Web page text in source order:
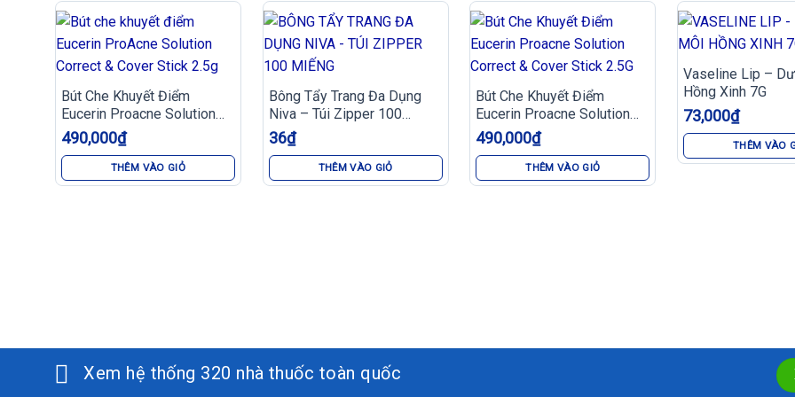
Bút Che Khuyết Điểm
Eucerin Proacne Solution
Correct & Cover Stick 2.5G
490,000₫
THÊM VÀO GIỎ
Bông Tẩy Trang Đa Dụng
Niva – Túi Zipper 100
Miếng
36₫
THÊM VÀO GIỎ
Bút Che Khuyết Điểm
Eucerin Proacne Solution
Correct & Cover Stick 2.5G
490,000₫
THÊM VÀO GIỎ
Vaseline Lip –
Hồng Xinh 7G
73,000₫
THÊM VÀO
Xem hệ thống 320 nhà thuốc toàn quốc